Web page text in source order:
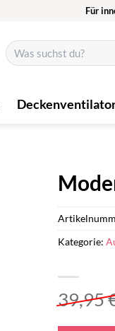
Für
Suchen
nach:
39,95
Kategorie: